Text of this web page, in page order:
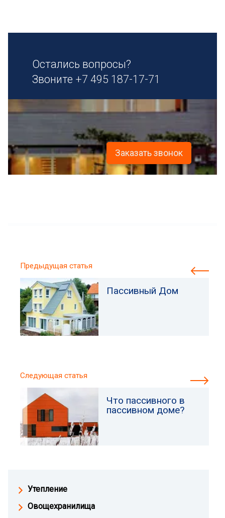
Остались вопросы?
Звоните +7 495 187-17-71
Заказать звонок
Утепление
Овощехранилища
Предыдущая статья
Пассивный Дом
Следующая статья
Что пассивного в
пассивном доме?